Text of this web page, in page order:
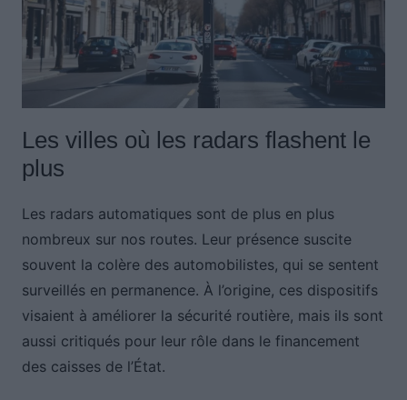
Les villes où les radars flashent le
plus
Les radars automatiques sont de plus en plus
nombreux sur nos routes. Leur présence suscite
souvent la colère des automobilistes, qui se sentent
surveillés en permanence. À l’origine, ces dispositifs
visaient à améliorer la sécurité routière, mais ils sont
aussi critiqués pour leur rôle dans le financement
des caisses de l’État.